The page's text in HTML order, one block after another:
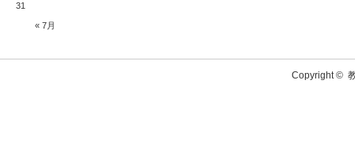
« 7月
31
Copyright ©